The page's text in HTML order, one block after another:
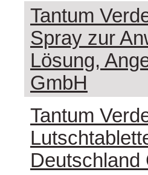
Tantum
Spray zur
Lösung,
GmbH
Tantum
Deutschland